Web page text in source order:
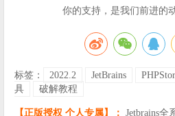
你的支持，是我们前进的
标签： 2022.2 JetBrains
具
破解教程
【正版授权 个人专属】： Jetbrains全